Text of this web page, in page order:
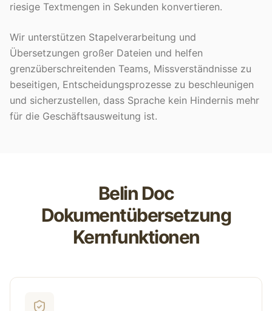
riesige Textmengen in Sekunden konvertieren.
Wir unterstützen Stapelverarbeitung und
Übersetzungen großer Dateien und helfen
grenzüberschreitenden Teams, Missverständnisse zu
beseitigen, Entscheidungsprozesse zu beschleunigen
und sicherzustellen, dass Sprache kein Hindernis mehr
für die Geschäftsausweitung ist.
Belin Doc
Dokumentübersetzung
Kernfunktionen